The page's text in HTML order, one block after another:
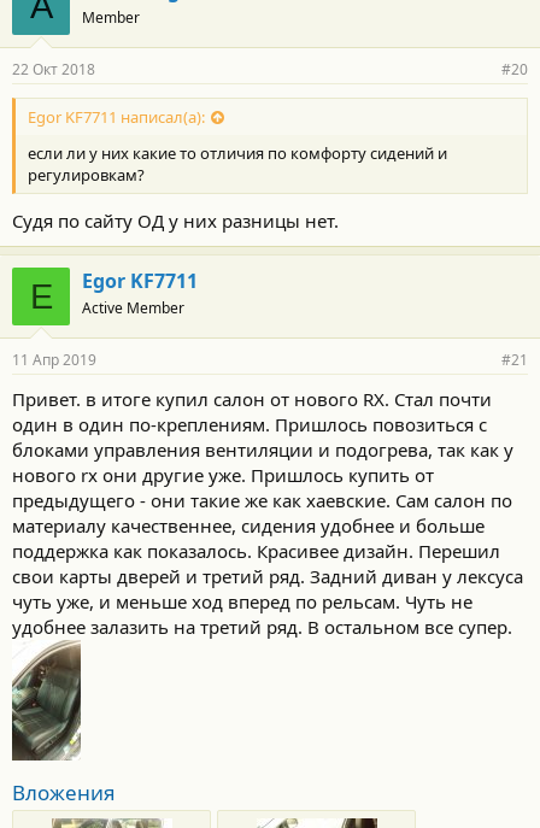
Member
22 Окт 2018 #20
Egor KF7711 написал(а):
если ли у них какие то отличия по комфорту сидений и
регулировкам?
Судя по сайту ОД у них разницы нет.
E Egor KF7711
Active Member
11 Апр 2019 #21
Привет. в итоге купил салон от нового RX. Стал почти
один в один по-креплениям. Пришлось повозиться с
блоками управления вентиляции и подогрева, так как у
нового rx они другие уже. Пришлось купить от
предыдущего - они такие же как хаевские. Сам салон по
материалу качественнее, сидения удобнее и больше
поддержка как показалось. Красивее дизайн. Перешил
свои карты дверей и третий ряд. Задний диван у лексуса
чуть уже, и меньше ход вперед по рельсам. Чуть не
удобнее залазить на третий ряд. В остальном все супер.
Вложения